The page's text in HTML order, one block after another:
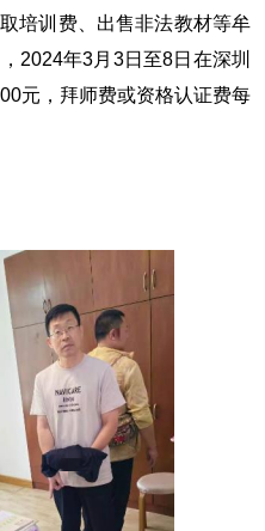
培训费、出售非法教材等牟
2024年3月3日至8日在深圳
元，拜师费或资格认证费每